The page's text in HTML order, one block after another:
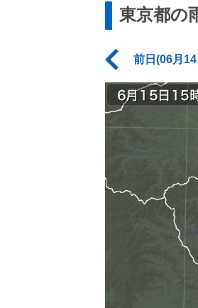
東京都の
前日(06月